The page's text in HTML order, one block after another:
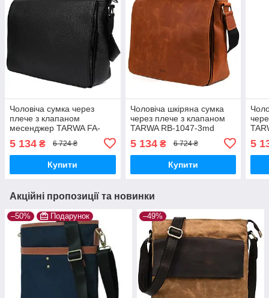
Чоловіча сумка через
плече з клапаном
месенджер TARWA FA-
5 134 ₴ 6 724 ₴
Купити
Чоловіча шкіряна сумка
через плече з клапаном
TARWA RB-1047-3md
5 134₴ 6 724 ₴
Купити
5
Акційні пропозиції та новинки
–50% Подарунок –49%